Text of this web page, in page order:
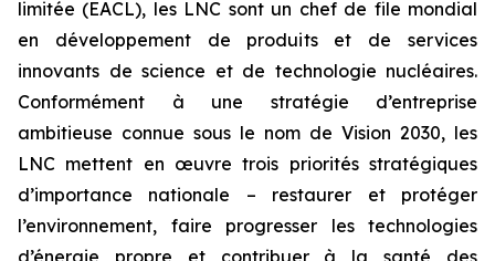
limitée (EACL), les LNC sont un chef de file mondial
en développement de produits et de services
innovants de science et de technologie nucléaires.
Conformément à une stratégie d’entreprise
ambitieuse connue sous le nom de Vision 2030, les
LNC mettent en œuvre trois priorités stratégiques
d’importance nationale – restaurer et protéger
l’environnement, faire progresser les technologies
d’énergie propre et contribuer à la santé des